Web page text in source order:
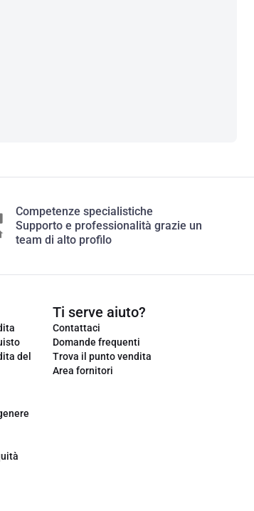
Competenze specialistiche
Supporto e professionalità grazie un
team di alto profilo
del
Ti serve aiuto?
Contattaci
Domande frequenti
Trova il punto vendita
Area fornitori